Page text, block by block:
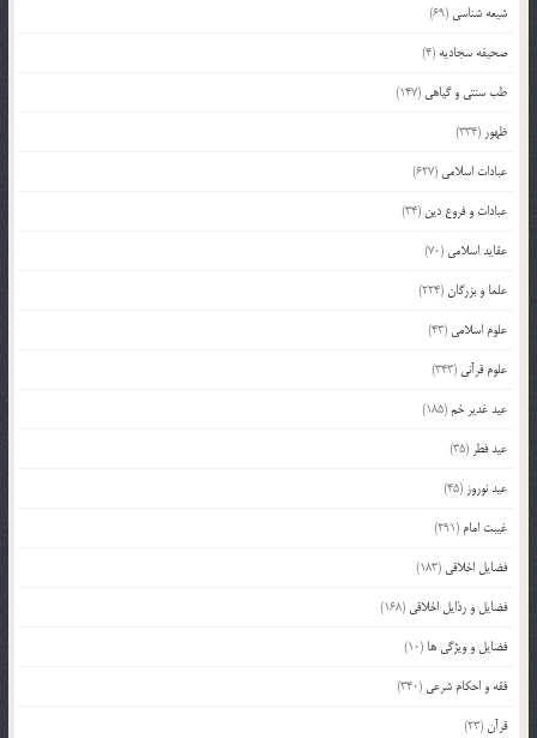
شیعه شناسی (69)
صحیفه سجادیه (4)
طب سنتی و گیاهی (147)
ظهور (334)
عبادات اسلامی (627)
عبادات و فروع دین (34)
عقاید اسلامی (70)
علما و بزرگان(224)
علوم اسلامی (43)
علوم قرآنی (343)
عید غدیر خم(185)
عید فطر (35)
عید نوروز (45)
غیبت امام (291)
فضایل اخلاقی (183)
فضایل و رذایل اخلاقی (168)
فضایل و ویژگی ها (10)
فقه و احکام شرعی (340)
قرآن(23)